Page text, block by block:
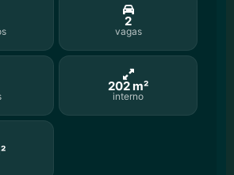
2
vagas
202 m²
interno